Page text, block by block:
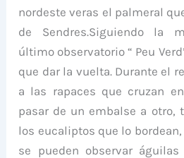
nordeste veras el palmeral
de Sendres.Siguiendo la
último observatorio “ Peu
que dar la vuelta. Durante el
a las rapaces que cruzan
pasar de un embalse a otro,
los eucaliptos que lo
se pueden observar águilas